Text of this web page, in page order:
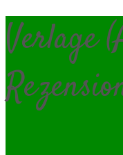
Verlage